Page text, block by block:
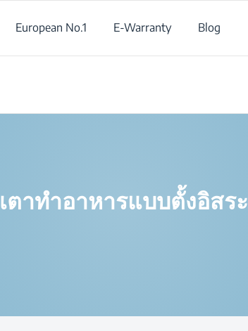
European No.1 E-Warranty Blog
เตาทำอาหารแบบตั้งอิสระ